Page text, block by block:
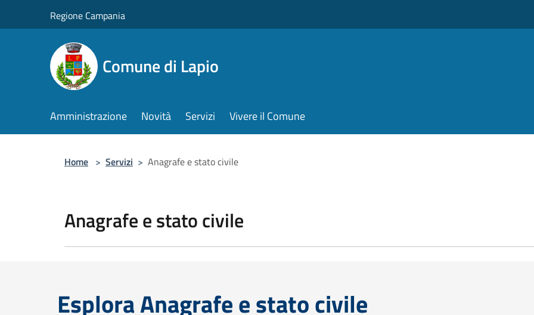
Regione Campania
Comune di Lapio
Amministrazione Novità Servizi Vivere il Comune
Home > Servizi > Anagrafe e stato civile
Anagrafe e stato civile
Esplora Anagrafe e stato civile